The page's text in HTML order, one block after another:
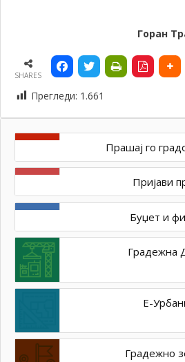
Горан
SHARES
Прегледи: 1.661
Прашај го
Пријави
Буџет и
Градежна
Е-
Градежно